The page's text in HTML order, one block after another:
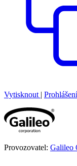
Vytisknout |
Provozovatel: Galileo